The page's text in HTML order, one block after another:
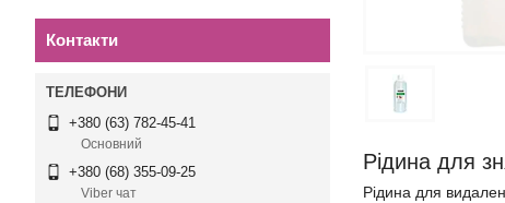
Рідина для
Рідина для
Контакти
+380 (63) 782-45-41
Основний
+380 (68) 355-09-25
Viber чат